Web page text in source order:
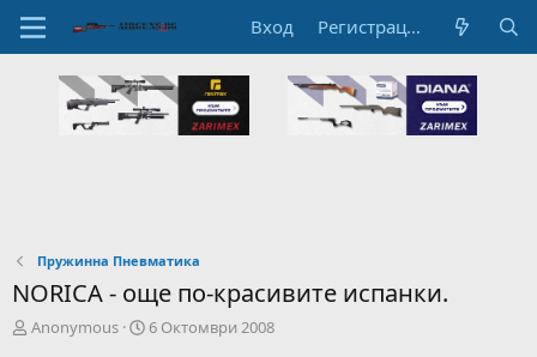
Вход Регистрация
Пружинна Пневматика
NORICA - още по-красивите испанки.
А
Anonymous
Н
6 Октомври 2008